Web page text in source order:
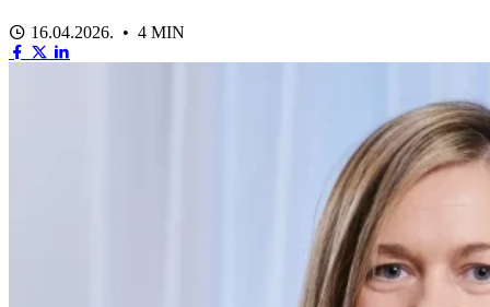
16.04.2026. • 4 MIN